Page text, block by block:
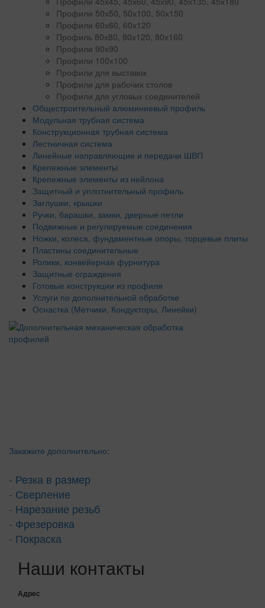
Профили 50х50, 50х100, 50х150
Профили 60х60, 60х120
Профиль 80х80, 80х120, 80х160
Профили 90х90
Профили 100х100
Профили для выставок
Профили для рабочих столов
Профили для угловых соединителей
Общестроительный алюминиевый профиль
Модульная трубная система
Конструкционная трубная система
Лестничная система
Линейные направляющие и передачи ШВП
Крепежные элементы
Крепежные элементы из нейлона
Защитный и уплотнительный профиль
Заглушки, крышки
Ручки, барашки, замки, дверные петли
Подвижные и регулируемые соединения
Ножки, колеса, фундаментные опоры, торцевые плиты
Пластины соединительные
Ролики, конвейерная фурнитура
Защитные ограждения
Готовые конструкции из профиля
Услуги по дополнительной обработке
Оснастка (Метчики, Кондукторы, Линейки)
Закажите дополнительно:
- Резка в размер
- Сверление
- Нарезание резьб
- Фрезеровка
- Покраска
Наши контакты
Адрес